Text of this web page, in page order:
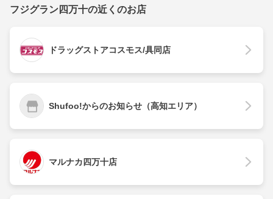
フジグラン四万十の近くのお店
ドラッグストアコスモス/具同店
Shufoo!からのお知らせ（高知エリア）
マルナカ四万十店